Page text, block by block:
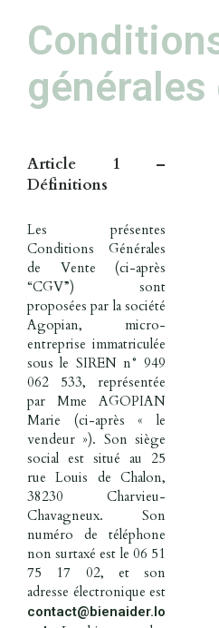
générales
Article 1 –
Définitions
Les présentes
Conditions Générales
de Vente (ci-après
“CGV”) sont
proposées par la société
Agopian, micro-
entreprise immatriculée
sous le SIREN n° 949
062 533, représentée
par Mme AGOPIAN
Marie (ci-après « le
vendeur »). Son siège
social est situé au 25
rue Louis de Chalon,
38230 Charvieu-
Chavagneux. Son
numéro de téléphone
non surtaxé est le 06 51
75 17 02, et son
adresse électronique est
contact@bienaider.lo